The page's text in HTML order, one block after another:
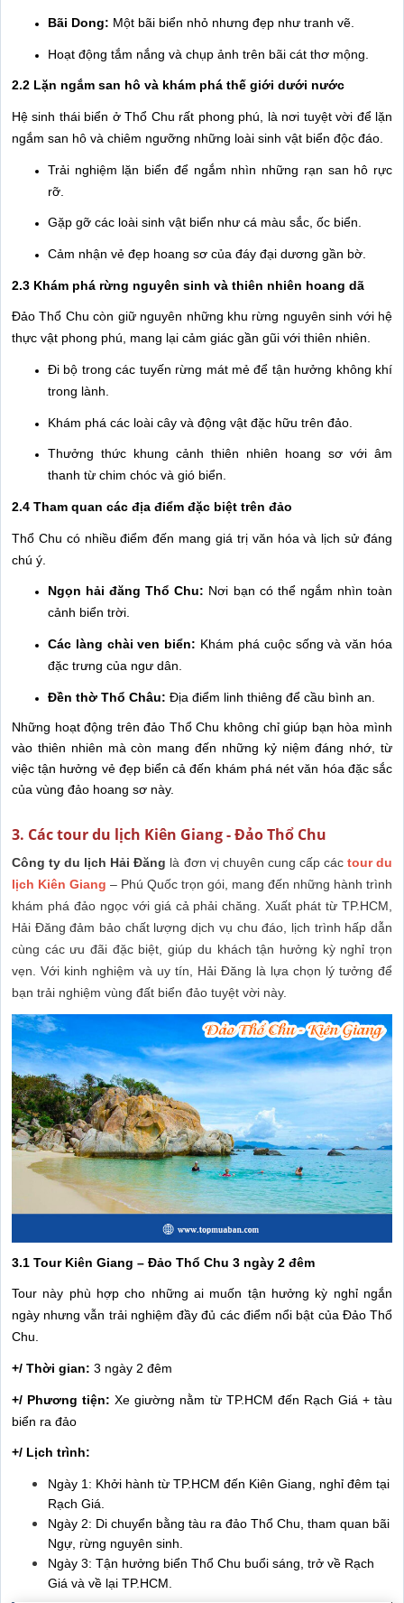
Bãi Dong: Một bãi biển nhỏ nhưng đẹp như tranh vẽ.
Hoạt động tắm nắng và chụp ảnh trên bãi cát thơ mộng.
2.2 Lặn ngắm san hô và khám phá thế giới dưới nước
Hệ sinh thái biển ở Thổ Chu rất phong phú, là nơi tuyệt vời để lặn
ngắm san hô và chiêm ngưỡng những loài sinh vật biển độc đáo.
Trải nghiệm lặn biển để ngắm nhìn những rạn san hô rực
rỡ.
Gặp gỡ các loài sinh vật biển như cá màu sắc, ốc biển.
Cảm nhận vẻ đẹp hoang sơ của đáy đại dương gần bờ.
2.3 Khám phá rừng nguyên sinh và thiên nhiên hoang dã
Đảo Thổ Chu còn giữ nguyên những khu rừng nguyên sinh với hệ
thực vật phong phú, mang lại cảm giác gần gũi với thiên nhiên.
Đi bộ trong các tuyến rừng mát mẻ để tận hưởng không khí
trong lành.
Khám phá các loài cây và động vật đặc hữu trên đảo.
Thưởng thức khung cảnh thiên nhiên hoang sơ với âm
thanh từ chim chóc và gió biển.
2.4 Tham quan các địa điểm đặc biệt trên đảo
Thổ Chu có nhiều điểm đến mang giá trị văn hóa và lịch sử đáng
chú ý.
Ngọn hải đăng Thổ Chu: Nơi bạn có thể ngắm nhìn toàn
cảnh biển trời.
Các làng chài ven biển: Khám phá cuộc sống và văn hóa
đặc trưng của ngư dân.
Đền thờ Thổ Châu: Địa điểm linh thiêng để cầu bình an.
Những hoạt động trên đảo Thổ Chu không chỉ giúp bạn hòa mình
vào thiên nhiên mà còn mang đến những kỷ niệm đáng nhớ, từ
việc tận hưởng vẻ đẹp biển cả đến khám phá nét văn hóa đặc sắc
của vùng đảo hoang sơ này.
3. Các tour du lịch Kiên Giang - Đảo Thổ Chu
Công ty du lịch Hải Đăng là đơn vị chuyên cung cấp các tour du
lịch Kiên Giang – Phú Quốc trọn gói, mang đến những hành trình
khám phá đảo ngọc với giá cả phải chăng. Xuất phát từ TP.HCM,
Hải Đăng đảm bảo chất lượng dịch vụ chu đáo, lịch trình hấp dẫn
cùng các ưu đãi đặc biệt, giúp du khách tận hưởng kỳ nghỉ trọn
vẹn. Với kinh nghiệm và uy tín, Hải Đăng là lựa chọn lý tưởng để
bạn trải nghiệm vùng đất biển đảo tuyệt vời này.
3.1 Tour Kiên Giang – Đảo Thổ Chu 3 ngày 2 đêm
Tour này phù hợp cho những ai muốn tận hưởng kỳ nghỉ ngắn
ngày nhưng vẫn trải nghiệm đầy đủ các điểm nổi bật của Đảo Thổ
Chu.
+/ Thời gian: 3 ngày 2 đêm
+/ Phương tiện: Xe giường nằm từ TP.HCM đến Rạch Giá + tàu
biển ra đảo
+/ Lịch trình:
Ngày 1: Khởi hành từ TP.HCM đến Kiên Giang, nghỉ đêm tại
Rạch Giá.
Ngày 2: Di chuyển bằng tàu ra đảo Thổ Chu, tham quan bãi
Ngự, rừng nguyên sinh.
Ngày 3: Tận hưởng biển Thổ Chu buổi sáng, trở về Rạch
Giá và về lại TP.HCM.